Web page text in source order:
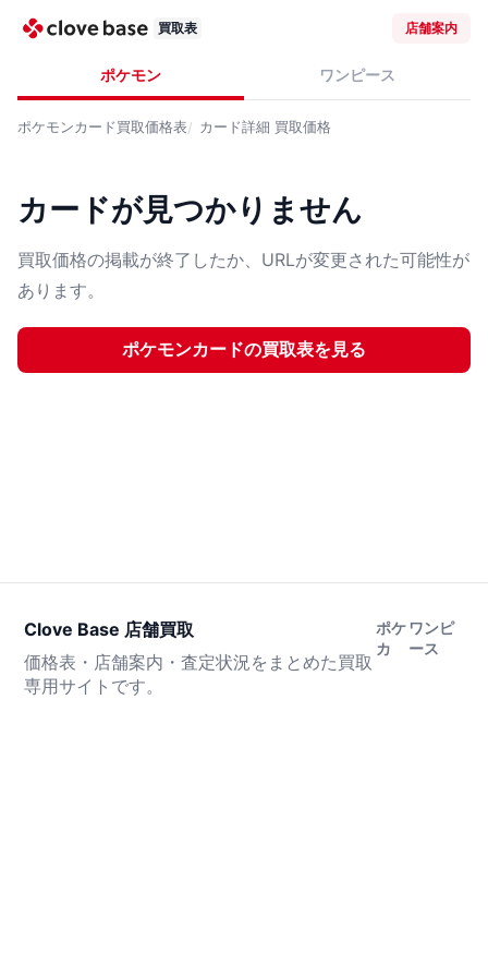
買取表 店舗案内
ポケモン ワンピース
ポケモンカード買取価格表 カード詳細 買取価格
カードが見つかりません
買取価格の掲載が終了したか、URLが変更された可能性が
あります。
ポケモンカードの買取表を見る
Clove Base 店舗買取
価格表・店舗案内・査定状況をまとめた買取
専用サイトです。
ポケ
カ
ワンピ
ース